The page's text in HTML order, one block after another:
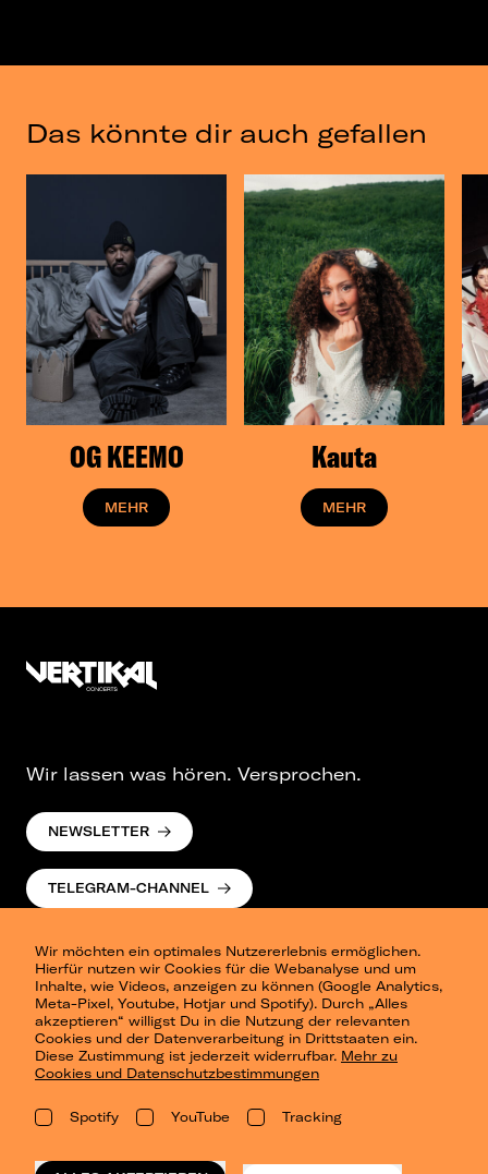
Das könnte dir auch gefallen
OG KEEMO
MEHR
Kauta
MEHR
Wir möchten ein optimales Nutzererlebnis ermöglichen.
Hierfür nutzen wir Cookies für die Webanalyse und um
Inhalte, wie Videos, anzeigen zu können (Google Analytics,
Meta-Pixel, Youtube, Hotjar und Spotify). Durch „Alles
akzeptieren“ willigst Du in die Nutzung der relevanten
Cookies und der Datenverarbeitung in Drittstaaten ein.
Diese Zustimmung ist jederzeit widerrufbar. Mehr zu
Cookies und Datenschutzbestimmungen
Spotify YouTube Tracking
Wir lassen was hören. Versprochen.
NEWSLETTER
TELEGRAM-CHANNEL
Presse
Berlin
Dresden
Leipzig
Konzertsommer Petersberg
Vergangene Shows